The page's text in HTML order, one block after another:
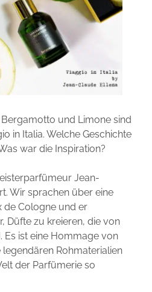
und Limone sind
in Italia. Welche Geschichte
war die Inspiration?
Jean-
Wir sprachen über eine
de Cologne und er
Düfte zu kreieren, die von
Es ist eine Hommage von
Rohmaterialien
der Parfümerie so